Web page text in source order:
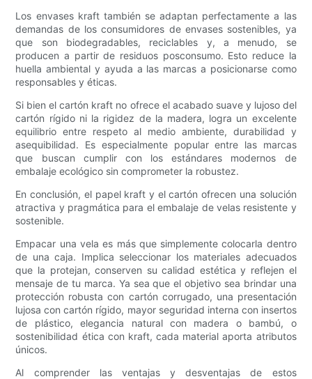
Los envases kraft también se adaptan perfectamente a las
demandas de los consumidores de envases sostenibles, ya
que son biodegradables, reciclables y, a menudo, se
producen a partir de residuos posconsumo. Esto reduce la
huella ambiental y ayuda a las marcas a posicionarse como
responsables y éticas.
Si bien el cartón kraft no ofrece el acabado suave y lujoso del
cartón rígido ni la rigidez de la madera, logra un excelente
equilibrio entre respeto al medio ambiente, durabilidad y
asequibilidad. Es especialmente popular entre las marcas
que buscan cumplir con los estándares modernos de
embalaje ecológico sin comprometer la robustez.
En conclusión, el papel kraft y el cartón ofrecen una solución
atractiva y pragmática para el embalaje de velas resistente y
sostenible.
Empacar una vela es más que simplemente colocarla dentro
de una caja. Implica seleccionar los materiales adecuados
que la protejan, conserven su calidad estética y reflejen el
mensaje de tu marca. Ya sea que el objetivo sea brindar una
protección robusta con cartón corrugado, una presentación
lujosa con cartón rígido, mayor seguridad interna con insertos
de plástico, elegancia natural con madera o bambú, o
sostenibilidad ética con kraft, cada material aporta atributos
únicos.
Al comprender las ventajas y desventajas de estos